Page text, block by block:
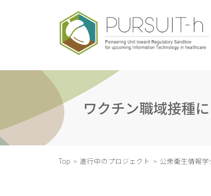
ス
ン
ワクチン職域接種
Top 進行中のプロジェクト 公衆衛生情報